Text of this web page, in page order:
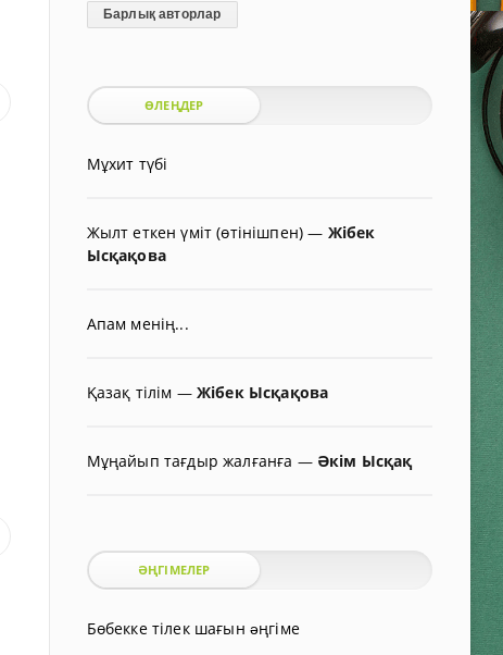
Барлық авторлар
ӨЛЕҢДЕР
Мұхит түбі
Жылт еткен үміт (өтінішпен)— Жібек
Ысқақова
Апам менің...
Қазақ тілім — Жібек Ысқақова
Мұңайып тағдыр жалғанға — Әкім Ысқақ
ӘҢГІМЕЛЕР
Бөбекке тілек шағын əңгіме